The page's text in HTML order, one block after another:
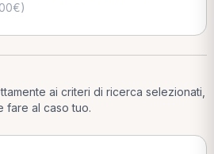
ai criteri di ricerca selezionati,
fare al caso tuo.